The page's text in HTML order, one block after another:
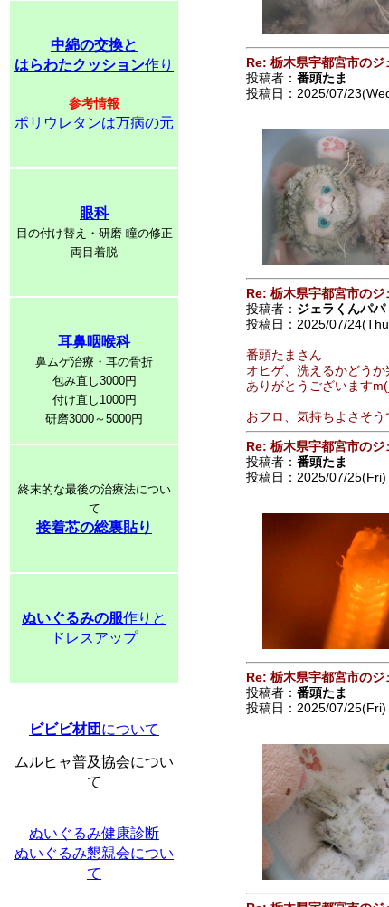
中綿の交換と
はらわたクッション作り
参考情報
ポリウレタンは万病の元
眼科
目の付け替え・研磨 瞳の修正
両目着脱
耳鼻咽喉科
鼻ムゲ治療・耳の骨折
包み直し3000円
付け直し1000円
研磨3000～5000円
終末的な最後の治療法につい
て
接着芯の総裏貼り
ぬいぐるみの服作りと
ドレスアップ
ビビビ材団 について
ムルヒャ普及協会につい
て
ぬいぐるみ健康診断
ぬいぐるみ懇親会につい
て
Re: 栃木県宇都宮市のジ
投稿者： 番頭たま
投稿日：2025/07/
Re: 栃木県宇都宮市のジ
投稿者： ジェラくんパパ
投稿日：2025/07/
番頭たまさん
オヒゲ、洗えるかどうか
ありがとうございます
おフロ、気持ちよさそう
Re: 栃木県宇都宮市のジ
投稿者： 番頭たま
投稿日：2025/07/25(Fri)
Re: 栃木県宇都宮市のジ
投稿者： 番頭たま
投稿日：2025/07/